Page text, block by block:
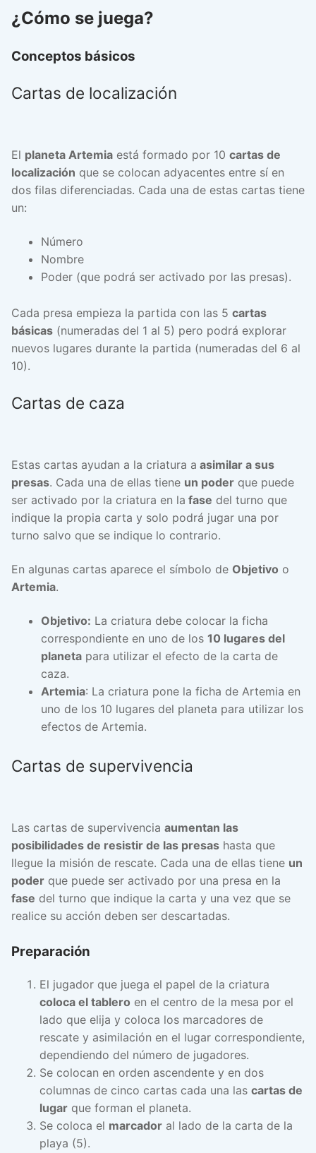
¿Cómo se juega?
Conceptos básicos
Cartas de localización
El planeta Artemia está formado por 10 cartas de
localización que se colocan adyacentes entre sí en
dos filas diferenciadas. Cada una de estas cartas tiene
un:
Número
Nombre
Poder (que podrá ser activado por las presas).
Cada presa empieza la partida con las 5 cartas
básicas (numeradas del 1 al 5) pero podrá explorar
nuevos lugares durante la partida (numeradas del 6 al
10).
Cartas de caza
Estas cartas ayudan a la criatura a asimilar a sus
presas. Cada una de ellas tiene un poder que puede
ser activado por la criatura en la fase del turno que
indique la propia carta y solo podrá jugar una por
turno salvo que se indique lo contrario.
En algunas cartas aparece el símbolo de Objetivo o
Artemia.
Objetivo: La criatura debe colocar la ficha
correspondiente en uno de los 10 lugares del
planetapara utilizar el efecto de la carta de
caza.
Artemia: La criatura pone la ficha de Artemia en
uno de los 10 lugares del planeta para utilizar los
efectos de Artemia.
Cartas de supervivencia
Las cartas de supervivencia aumentan las
posibilidades de resistir de las presas hasta que
llegue la misión de rescate. Cada una de ellas tiene un
poder que puede ser activado por una presa en la
fase del turno que indique la carta y una vez que se
realice su acción deben ser descartadas.
Preparación
El jugador que juega el papel de la criatura
coloca el tablero en el centro de la mesa por el
lado que elija y coloca los marcadores de
rescate y asimilación en el lugar correspondiente,
dependiendo del número de jugadores.
Se colocan en orden ascendente y en dos
columnas de cinco cartas cada una las cartas de
lugar que forman el planeta.
Se coloca el marcador al lado de la carta de la
playa (5).